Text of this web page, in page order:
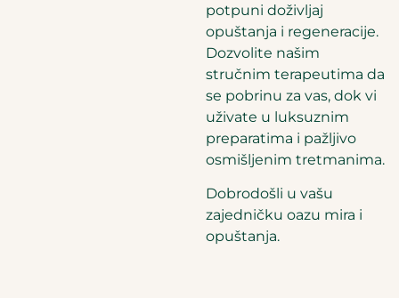
potpuni doživljaj
opuštanja i regeneracije.
Dozvolite našim
stručnim terapeutima da
se pobrinu za vas, dok vi
uživate u luksuznim
preparatima i pažljivo
osmišljenim tretmanima.
Dobrodošli u vašu
zajedničku oazu mira i
opuštanja.